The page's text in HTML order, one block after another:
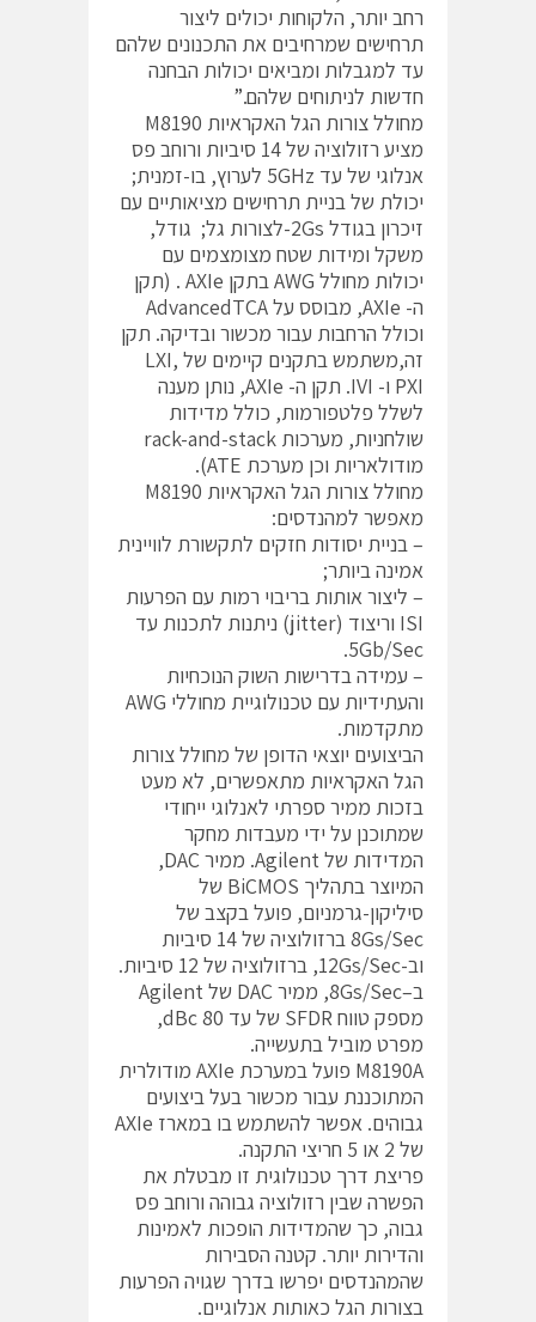
רחב יותר, הלקוחות יכולים ליצור
תרחישים שמרחיבים את התכנונים שלהם
עד למגבלות ומביאים יכולות הבחנה
חדשות לניתוחים שלהם.”
מחולל צורות הגל האקראיות M8190
מציע רזולוציה של 14 סיביות ורוחב פס
אנלוגי של עד 5GHz לערוץ, בו-זמנית;
יכולת של בניית תרחישים מציאותיים עם
זיכרון בגודל 2Gs-לצורות גל; גודל,
משקל ומידות שטח מצומצמים עם
יכולות מחולל AWG בתקן AXIe . (תקן
ה- AXIe, מבוסס על AdvancedTCA
וכולל הרחבות עבור מכשור ובדיקה. תקן
זה,משתמש בתקנים קיימים של LXI,
PXI ו- IVI. תקן ה- AXIe, נותן מענה
לשלל פלטפורמות, כולל מדידות
שולחניות, מערכות rack-and-stack
מודולאריות וכן מערכת ATE).
מחולל צורות הגל האקראיות M8190
מאפשר למהנדסים:
– בניית יסודות חזקים לתקשורת לוויינית
אמינה ביותר;
– ליצור אותות בריבוי רמות עם הפרעות
ISI וריצוד (jitter) ניתנות לתכנות עד
5Gb/Sec.
– עמידה בדרישות השוק הנוכחיות
והעתידיות עם טכנולוגיית מחוללי AWG
מתקדמות.
הביצועים יוצאי הדופן של מחולל צורות
הגל האקראיות מתאפשרים, לא מעט
בזכות ממיר ספרתי לאנלוגי ייחודי
שמתוכנן על ידי מעבדות מחקר
המדידות של Agilent. ממיר DAC,
המיוצר בתהליך BiCMOS של
סיליקון-גרמניום, פועל בקצב של
8Gs/Sec ברזולוציה של 14 סיביות
וב-12Gs/Sec, ברזולוציה של 12 סיביות.
ב–8Gs/Sec, ממיר DAC של Agilent
מספק טווח SFDR של עד 80 dBc,
מפרט מוביל בתעשייה.
M8190A פועל במערכת AXIe מודולרית
המתוכננת עבור מכשור בעל ביצועים
גבוהים. אפשר להשתמש בו במארז AXIe
של 2 או 5 חריצי התקנה.
פריצת דרך טכנולוגית זו מבטלת את
הפשרה שבין רזולוציה גבוהה ורוחב פס
גבוה, כך שהמדידות הופכות לאמינות
והדירות יותר. קטנה הסבירות
שהמהנדסים יפרשו בדרך שגויה הפרעות
בצורות הגל כאותות אנלוגיים.